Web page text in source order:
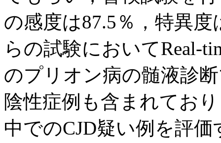
の感度は87.5％，特異
らの試験においてReal-
のプリオン病の髄液診
陰性症例も含まれてお
中でのCJD疑い例を評